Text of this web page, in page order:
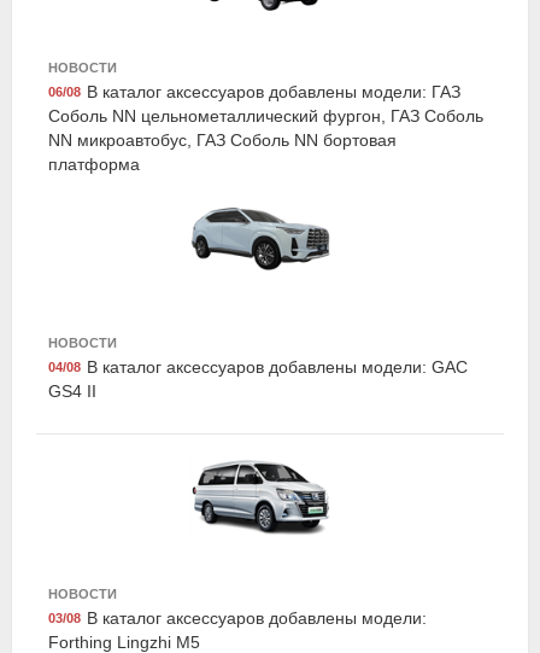
Очиститель тормозных дисков "PRO LINE", 650 мл,
LAVR
Suprotec 122882
НОВОСТИ
06/08 В каталог аксессуаров добавлены модели: ГАЗ
Соболь NN цельнометаллический фургон, ГАЗ Соболь
NN микроавтобус, ГАЗ Соболь NN бортовая
платформа
НОВОСТИ
04/08 В каталог аксессуаров добавлены модели: GAC
GS4 II
НОВОСТИ
03/08 В каталог аксессуаров добавлены модели:
Forthing Lingzhi M5